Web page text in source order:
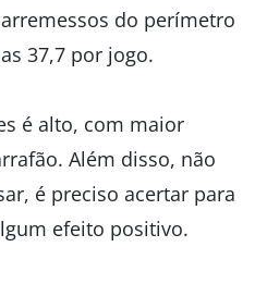
do perímetro
37,7 por jogo.
é alto, com maior
Além disso, não
é preciso acertar para
efeito positivo.